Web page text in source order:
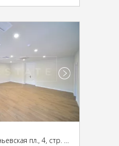
г Москва, Андроньевская пл., 4, стр. 1, 2, 3, ЦАО, г Москва, Андроньевская пл., 4, стр. 1